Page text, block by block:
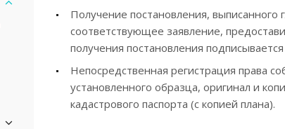
Получение постановления, выписанного
соответствующее заявление,
получения постановления
Непосредственная регистрация права
установленного образца, оригинал и
кадастрового паспорта (с копией плана).